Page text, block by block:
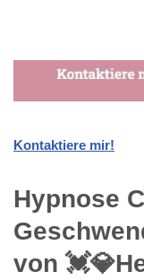
Kontaktiere mir!
Hypnose
von